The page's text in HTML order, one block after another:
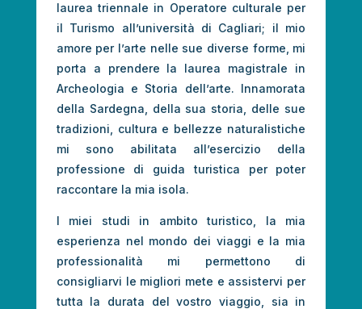
laurea triennale in Operatore culturale per
il Turismo all’università di Cagliari; il mio
amore per l’arte nelle sue diverse forme, mi
porta a prendere la laurea magistrale in
Archeologia e Storia dell’arte. Innamorata
della Sardegna, della sua storia, delle sue
tradizioni, cultura e bellezze naturalistiche
mi sono abilitata all’esercizio della
professione di guida turistica per poter
raccontare la mia isola.
I miei studi in ambito turistico, la mia
esperienza nel mondo dei viaggi e la mia
professionalità mi permettono di
consigliarvi le migliori mete e assistervi per
tutta la durata del vostro viaggio, sia in